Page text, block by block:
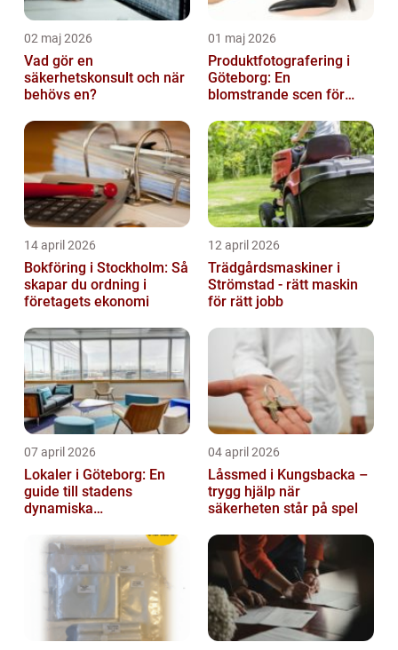
02 maj 2026
Vad gör en
säkerhetskonsult och när
behövs en?
01 maj 2026
Produktfotografering i
Göteborg: En
blomstrande scen för
14 april 2026
Bokföring i Stockholm: Så
skapar du ordning i
företagets ekonomi
12 april 2026
Trädgårdsmaskiner i
Strömstad - rätt maskin
för rätt jobb
07 april 2026
Lokaler i Göteborg: En
guide till stadens
dynamiska
04 april 2026
Låssmed i Kungsbacka –
trygg hjälp när
säkerheten står på spel